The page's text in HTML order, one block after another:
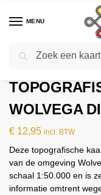
MENU
Home Kaarten -
WOLVEGA
€ 12,95 incl. BTW
Deze topografische
van de omgeving
schaal 1:50.000 en is
informatie omtrent